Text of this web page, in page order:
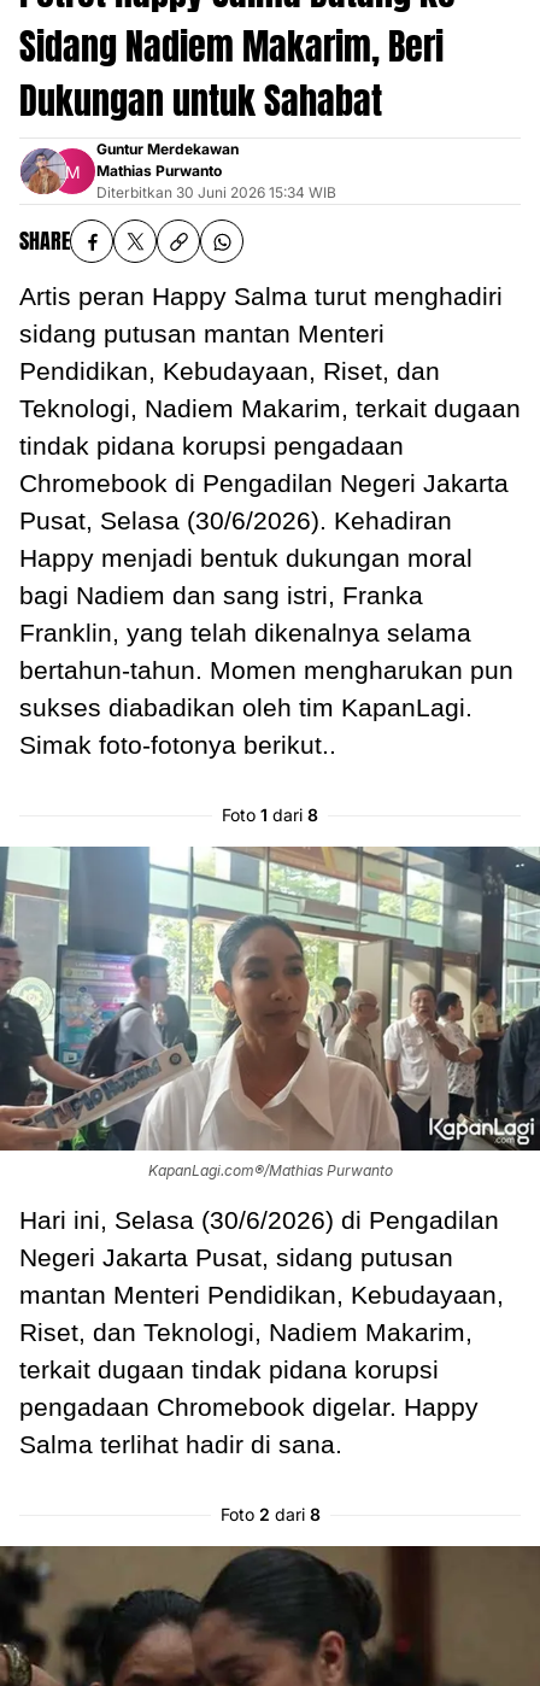
Sidang Nadiem Makarim, Beri
Dukungan untuk Sahabat
Guntur Merdekawan
Mathias Purwanto
Diterbitkan 30 Juni 2026 15:34 WIB
SHARE
Artis peran Happy Salma turut menghadiri
sidang putusan mantan Menteri
Pendidikan, Kebudayaan, Riset, dan
Teknologi, Nadiem Makarim, terkait dugaan
tindak pidana korupsi pengadaan
Chromebook di Pengadilan Negeri Jakarta
Pusat, Selasa (30/6/2026). Kehadiran
Happy menjadi bentuk dukungan moral
bagi Nadiem dan sang istri, Franka
Franklin, yang telah dikenalnya selama
bertahun-tahun. Momen mengharukan pun
sukses diabadikan oleh tim KapanLagi.
Simak foto-fotonya berikut..
Foto 1 dari 8
KapanLagi.com®/Mathias Purwanto
Hari ini, Selasa (30/6/2026) di Pengadilan
Negeri Jakarta Pusat, sidang putusan
mantan Menteri Pendidikan, Kebudayaan,
Riset, dan Teknologi, Nadiem Makarim,
terkait dugaan tindak pidana korupsi
pengadaan Chromebook digelar. Happy
Salma terlihat hadir di sana.
Foto 2 dari 8